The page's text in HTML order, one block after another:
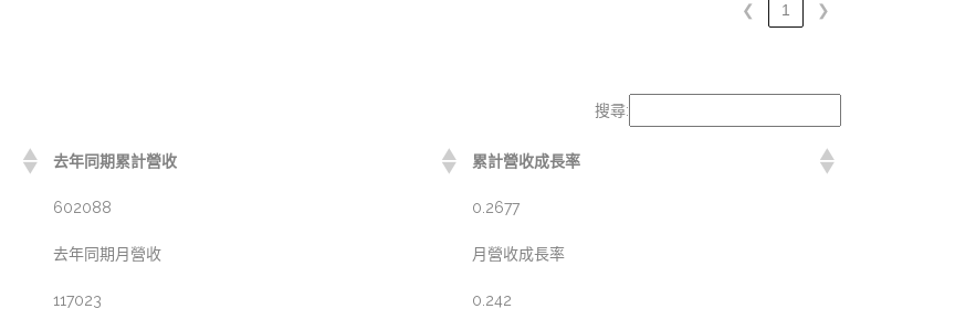
❮ 1 ❯
搜尋:
去年同期累計營收 累計營收成長率
602088 0.2677
去年同期月營收 月營收成長率
117023 0.242